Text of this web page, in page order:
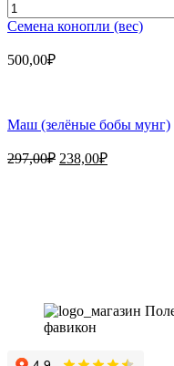
составляла
15,00₽.
10,00₽.
Количество
товара
с
Новым
Семена конопли (вес)
500,00₽
Маш (зелёные бобы мунг)
297,00₽ Первоначальная
238,00₽Текущая